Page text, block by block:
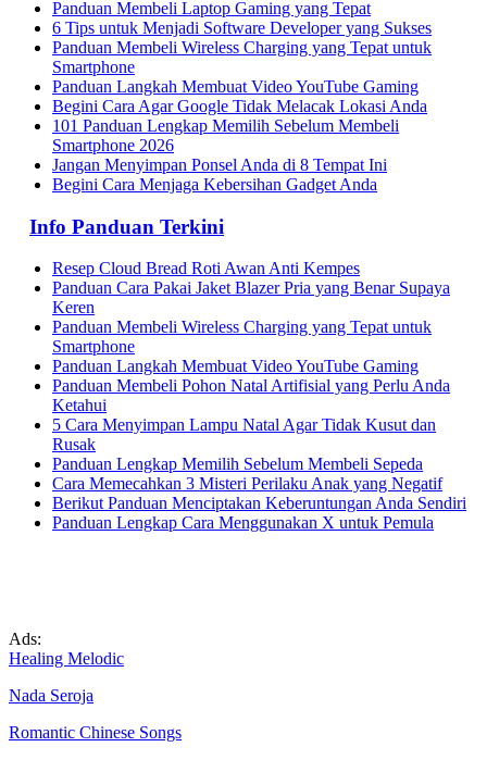
Panduan Membeli Laptop Gaming yang Tepat
6 Tips untuk Menjadi Software Developer yang Sukses
Panduan Membeli Wireless Charging yang Tepat untuk
Smartphone
Panduan Langkah Membuat Video YouTube Gaming
Begini Cara Agar Google Tidak Melacak Lokasi Anda
101 Panduan Lengkap Memilih Sebelum Membeli
Smartphone 2026
Jangan Menyimpan Ponsel Anda di 8 Tempat Ini
Begini Cara Menjaga Kebersihan Gadget Anda
Info Panduan Terkini
Resep Cloud Bread Roti Awan Anti Kempes
Panduan Cara Pakai Jaket Blazer Pria yang Benar Supaya
Keren
Panduan Membeli Wireless Charging yang Tepat untuk
Smartphone
Panduan Langkah Membuat Video YouTube Gaming
Panduan Membeli Pohon Natal Artifisial yang Perlu Anda
Ketahui
5 Cara Menyimpan Lampu Natal Agar Tidak Kusut dan
Rusak
Panduan Lengkap Memilih Sebelum Membeli Sepeda
Cara Memecahkan 3 Misteri Perilaku Anak yang Negatif
Berikut Panduan Menciptakan Keberuntungan Anda Sendiri
Panduan Lengkap Cara Menggunakan X untuk Pemula
Ads:
Healing Melodic
Nada Seroja
Romantic Chinese Songs